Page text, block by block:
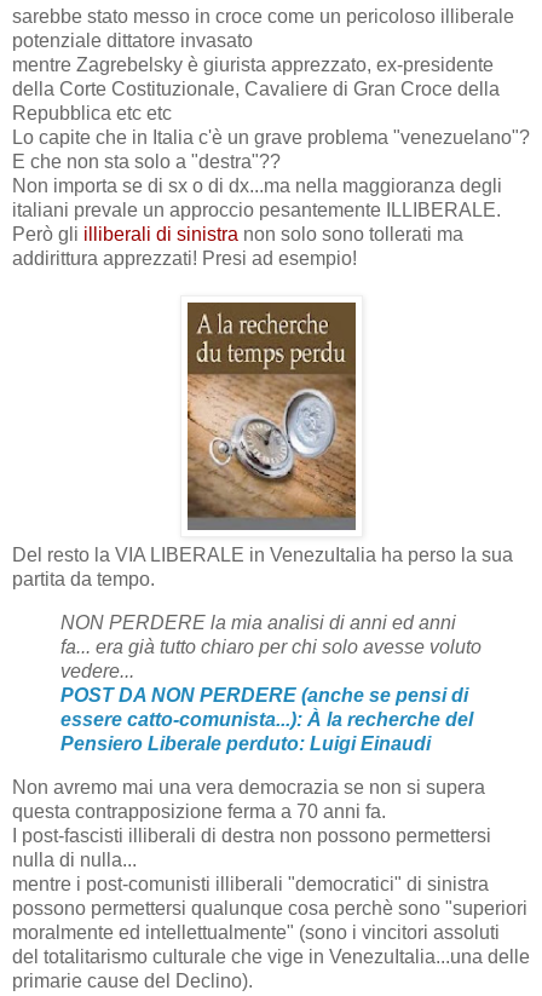
sarebbe stato messo in croce come un pericoloso illiberale
potenziale dittatore invasato
mentre Zagrebelsky è giurista apprezzato, ex-presidente
della Corte Costituzionale, Cavaliere di Gran Croce della
Repubblica etc etc
Lo capite che in Italia c'è un grave problema "venezuelano"?
E che non sta solo a "destra"??
Non importa se di sx o di dx...ma nella maggioranza degli
italiani prevale un approccio pesantemente ILLIBERALE.
Però gli illiberali di sinistra non solo sono tollerati ma
addirittura apprezzati! Presi ad esempio!
Del resto la VIA LIBERALE in VenezuItalia ha perso la sua
partita da tempo.
NON PERDERE la mia analisi di anni ed anni
fa... era già tutto chiaro per chi solo avesse voluto
vedere...
POST DA NON PERDERE (anche se pensi di
essere catto-comunista...): À la recherche del
Pensiero Liberale perduto: Luigi Einaudi
Non avremo mai una vera democrazia se non si supera
questa contrapposizione ferma a 70 anni fa.
I post-fascisti illiberali di destra non possono permettersi
nulla di nulla...
mentre i post-comunisti illiberali "democratici" di sinistra
possono permettersi qualunque cosa perchè sono "superiori
moralmente ed intellettualmente" (sono i vincitori assoluti
del totalitarismo culturale che vige in VenezuItalia...una delle
primarie cause del Declino).